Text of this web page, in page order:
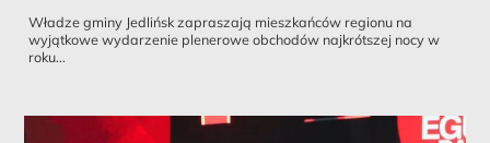
Władze gminy Jedlińsk zapraszają mieszkańców regionu na
wyjątkowe wydarzenie plenerowe obchodów najkrótszej nocy w
roku...